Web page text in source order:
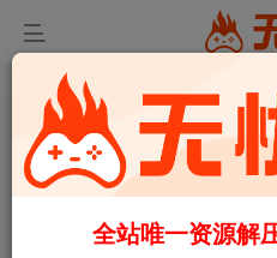
全站唯一资源解